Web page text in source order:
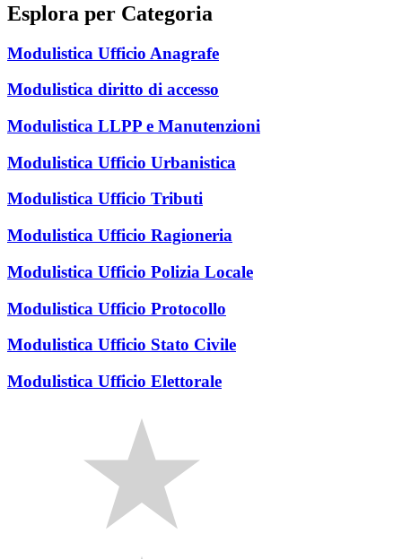
Esplora per Categoria
Modulistica Ufficio Anagrafe
Modulistica diritto di accesso
Modulistica LLPP e Manutenzioni
Modulistica Ufficio Urbanistica
Modulistica Ufficio Tributi
Modulistica Ufficio Ragioneria
Modulistica Ufficio Polizia Locale
Modulistica Ufficio Protocollo
Modulistica Ufficio Stato Civile
Modulistica Ufficio Elettorale